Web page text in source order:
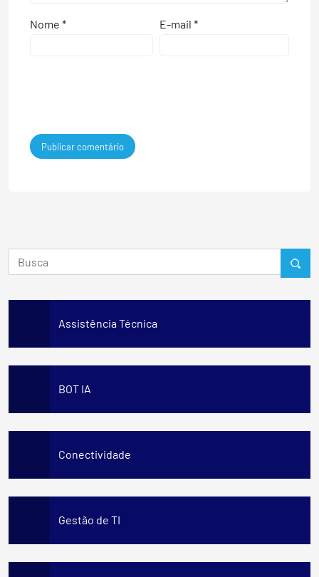
Nome * E-mail *
Assistência Técnica
BOT IA
Conectividade
Gestão de TI